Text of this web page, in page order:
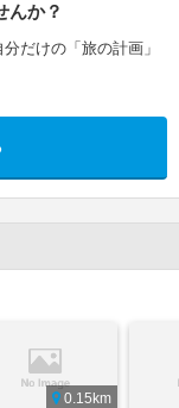
んか？
だけの「旅の計画」
0.15km